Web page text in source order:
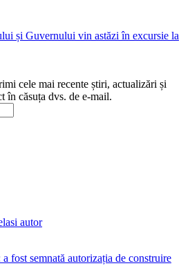
și Guvernului vin astăzi în excursie la
cele mai recente știri, actualizări și
în căsuța dvs. de e-mail.
autor
fost semnată autorizația de construire